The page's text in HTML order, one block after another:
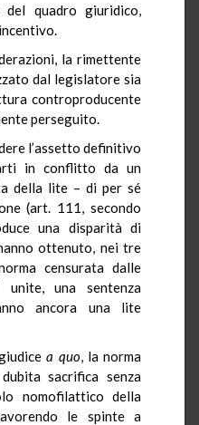
quadro giuridico,
la rimettente
dal legislatore sia
controproducente
perseguito.
l’assetto definitivo
in conflitto da un
della lite – di per sé
(art. 111, secondo
una disparità di
ottenuto, nei tre
censurata dalle
unite, una sentenza
ancora una lite
a quo, la norma
sacrifica senza
nomofilattico della
le spinte a